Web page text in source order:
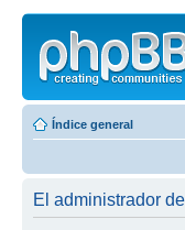
Índice general
El administrador